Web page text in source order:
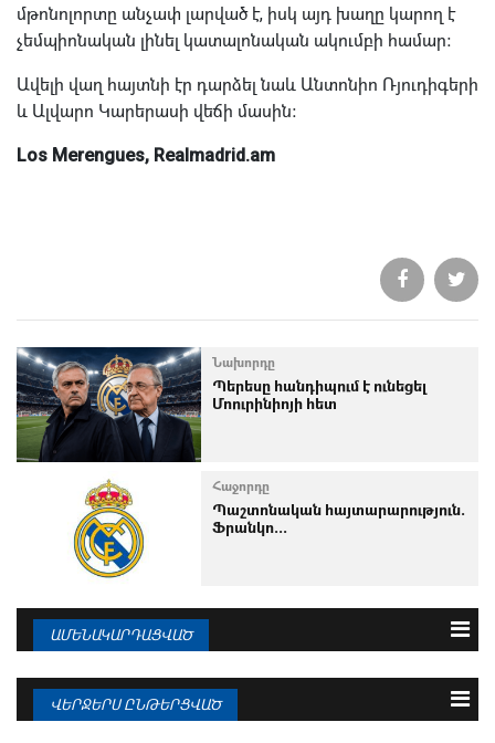
մթոնոլորտը անչափ լարված է, իսկ այդ խաղը կարող է
չեմպիոնական լինել կատալոնական ակումբի համար։
Ավելի վաղ հայտնի էր դարձել նաև Անտոնիո Ռյուդիգերի
և Ալվարո Կարերասի վեճի մասին։
Los Merengues, Realmadrid.am
Նախորդը
Պերեսը հանդիպում է ունեցել
Մոուրինիոյի հետ
Հաջորդը
Պաշտոնական հայտարարություն.
Ֆրանկո...
ԱՄԵՆԱԿԱՐԴԱՑՎԱԾ
09.08.2026
ՎԵՐՋԵՐՍ ԸՆԹԵՐՑՎԱԾ